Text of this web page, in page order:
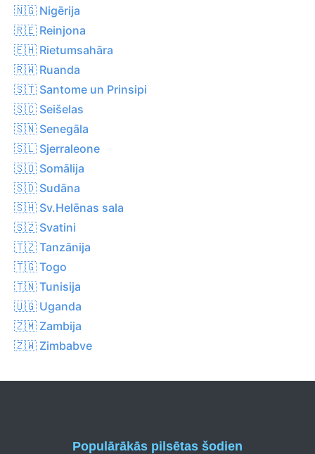
🇳🇬 Nigērija
🇷🇪 Reinjona
🇪🇭 Rietumsahāra
🇷🇼 Ruanda
🇸🇹 Santome un Prinsipi
🇸🇨 Seišelas
🇸🇳 Senegāla
🇸🇱 Sjerraleone
🇸🇴 Somālija
🇸🇩 Sudāna
🇸🇭 Sv.Helēnas sala
🇸🇿 Svatini
🇹🇿 Tanzānija
🇹🇬 Togo
🇹🇳 Tunisija
🇺🇬 Uganda
🇿🇲 Zambija
🇿🇼 Zimbabve
Populārākās pilsētas šodien